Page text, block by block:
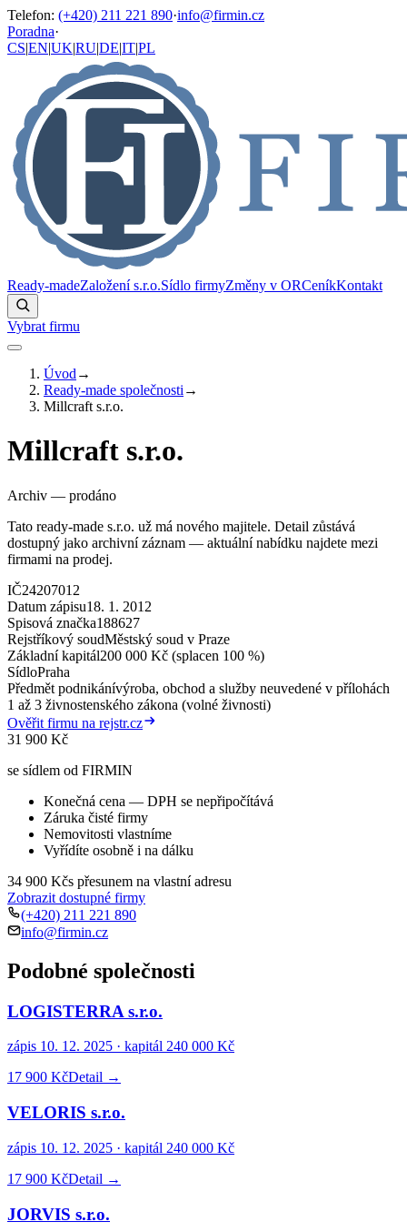
Telefon: (+420) 211 221 890·info@firmin.cz
Poradna·
CS|EN|UK|RU|DE|IT|PL
Ready-madeZaložení s.r.o.Sídlo firmyZměny v ORCeníkKontakt
Vybrat firmu
Úvod →
Ready-made společnosti →
Millcraft s.r.o.
Millcraft s.r.o.
Archiv — prodáno
Tato ready-made s.r.o. už má nového majitele. Detail zůstává
dostupný jako archivní záznam — aktuální nabídku najdete mezi
firmami na prodej.
IČ24207012
Datum zápisu18. 1. 2012
Spisová značka188627
Rejstříkový soudMěstský soud v Praze
Základní kapitál200 000 Kč (splacen 100 %)
SídloPraha
Předmět podnikánívýroba, obchod a služby neuvedené v přílohách
1 až 3 živnostenského zákona (volné živnosti)
Ověřit firmu na rejstr.cz
31 900 Kč
se sídlem od FIRMIN
Konečná cena — DPH se nepřipočítává
Záruka čisté firmy
Nemovitosti vlastníme
Vyřídíte osobně i na dálku
34 900 Kčs přesunem na vlastní adresu
Zobrazit dostupné firmy
(+420) 211 221 890
info@firmin.cz
Podobné společnosti
LOGISTERRA s.r.o.
zápis 10. 12. 2025 · kapitál 240 000 Kč
17 900 KčDetail →
VELORIS s.r.o.
zápis 10. 12. 2025 · kapitál 240 000 Kč
17 900 KčDetail →
JORVIS s.r.o.